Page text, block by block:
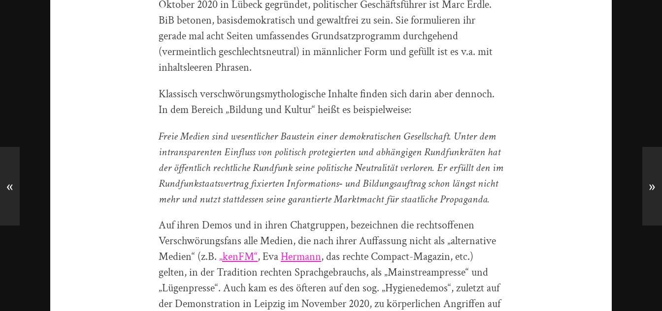
Oktober 2020 in Lübeck gegründet, politischer Geschäftsführer ist Marc Erdle.
BiB betonen, basisdemokratisch und gewaltfrei zu sein. Sie formulieren ihr
gerade mal acht Seiten umfassendes Grundsatzprogramm durchgehend
(vermeintlich geschlechtsneutral) in männlicher Form und gefüllt ist es v.a. mit
inhaltsleeren Phrasen.
Klassisch verschwörungsmythologische Inhalte finden sich darin aber dennoch.
In dem Bereich „Bildung und Kultur“ heißt es beispielweise:
Freie Medien sind wesentlicher Baustein einer demokratischen Gesellschaft. Unter dem
intransparenten Einfluss von politisch protegierten und abhängigen Rundfunkräten hat
der öffentlich rechtliche Rundfunk seine politische Neutralität verloren. Er erfüllt den im
Rundfunkstaatsvertrag fixierten Informations‐ und Bildungsauftrag schon längst nicht
mehr und nutzt stattdessen seine garantierte Marktmacht für staatliche Propaganda.
Auf ihren Demos und in ihren Chatgruppen, bezeichnen die rechtsoffenen
Verschwörungsfans alle Medien, die nach ihrer Auffassung nicht als „alternative
Medien“ (z.B. „kenFM“, EvaHermann, das rechte Compact-Magazin, etc.)
gelten, in der Tradition rechten Sprachgebrauchs, als „Mainstreampresse“ und
„Lügenpresse“. Auch kam es des öfteren auf den sog. „Hygienedemos“, zuletzt auf
der Demonstration in Leipzig im November 2020, zu körperlichen Angriffen auf
« »